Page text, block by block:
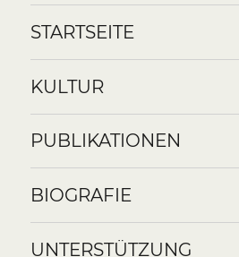
STARTSEITE
KULTUR
PUBLIKATIONEN
BIOGRAFIE
UNTERSTÜTZUNG